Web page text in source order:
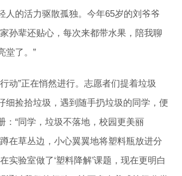
人的活力驱散孤独。今年65岁的刘爷爷
孙辈还贴心，每次来都带水果，陪我聊
堂了。”
动”正在悄然进行。志愿者们提着垃圾
细捡拾垃圾，遇到随手扔垃圾的同学，便
：“同学，垃圾不落地，校园更美丽
在草丛边，小心翼翼地将塑料瓶放进分
实验室做了‘塑料降解’课题，现在更明白